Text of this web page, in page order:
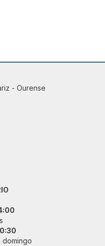
- Ourense
domingo